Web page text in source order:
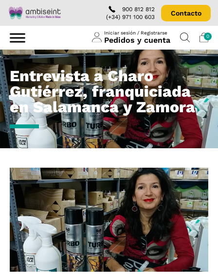
900 812 812
(+34) 971 100 603
Contacto
Iniciar sesión / Registrarse
Pedidos y cuenta 0
Entrevista a Charo
Gutiérrez, franquiciada
en Salamanca y Zamora